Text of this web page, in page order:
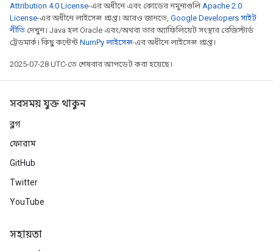
Attribution 4.0 License-এর অধীনে এবং কোডের নমুনাগুলিApache 2.0
License-এর অধীনে লাইসেন্স প্রাপ্ত। আরও জানতে, Google Developers সাইট
নীতি দেখুন। Java হল Oracle এবং/অথবা তার অ্যাফিলিয়েট সংস্থার রেজিস্টার্ড
ট্রেডমার্ক। কিছু কন্টেন্ট NumPy লাইসেন্স-এর অধীনে লাইসেন্স প্রাপ্ত।
2025-07-28 UTC-তে শেষবার আপডেট করা হয়েছে।
সবসময় যুক্ত থাকুন
ব্লগ
ফোরাম
GitHub
Twitter
YouTube
সহায়তা